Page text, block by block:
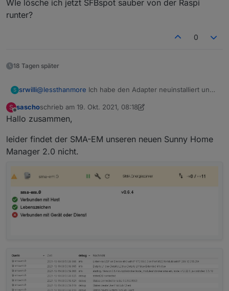
WIe lösche ich jetzt SFBspot sauber von der Raspi
runter?
0
18 Tagen später
S srwilli@lessthanmore Ich habe den Adapter neuinstalliert und
Einstellungen.... komisch. Vielen vielen Dank für deine
(eure) Hilfe!
WIe lösche ich jetzt SFBspot sauber von der Raspi
runter?
S
Offline
saschoschrieb am 19. Okt. 2021, 08:18
zuletzt editiert von sascho
Hallo zusammen,
leider findet der SMA-EM unseren neuen Sunny Home
Manager 2.0 nicht.